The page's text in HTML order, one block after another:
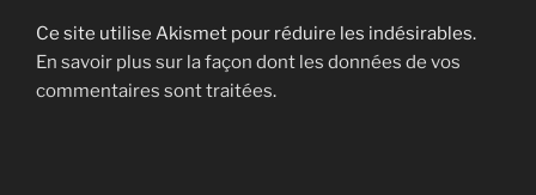
Ce site utilise Akismet pour réduire les indésirables.
En savoir plus sur la façon dont les données de vos
commentaires sont traitées.